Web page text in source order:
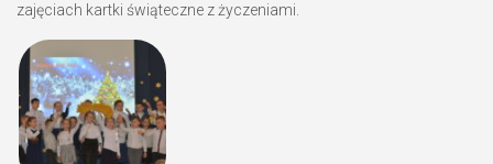
zajęciach kartki świąteczne z życzeniami.